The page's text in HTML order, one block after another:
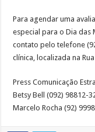
Para agendar uma
especial para o Dia das
contato pelo telefone
clínica, localizada na
Press Comunicação
Betsy Bell (092) 98812-
Marcelo Rocha (92)